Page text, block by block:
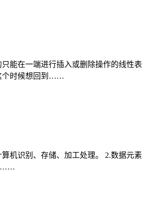
能在一端进行插入或删除操作的线性
个时候想回到……
机识别、存储、加工处理。 2.数据元
……